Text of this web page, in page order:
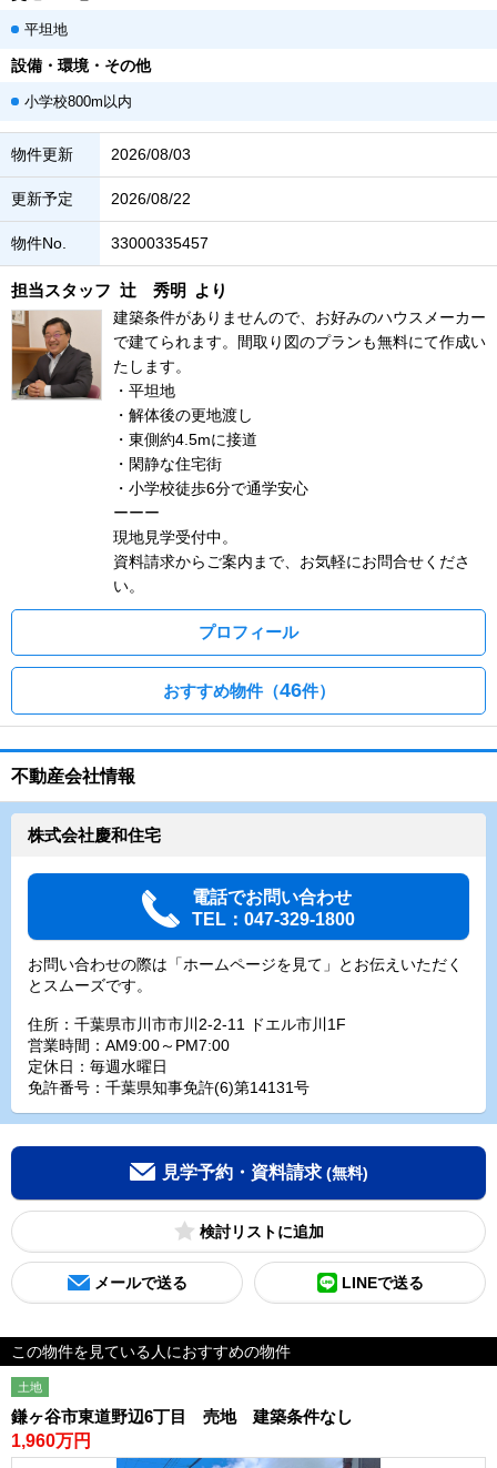
平坦地
設備・環境・その他
小学校800m以内
物件更新 2026/08/03
更新予定 2026/08/22
物件No. 33000335457
担当スタッフ 辻 秀明 より
建築条件がありませんので、お好みのハウスメーカー
で建てられます。間取り図のプランも無料にて作成い
たします。
・平坦地
・解体後の更地渡し
・東側約4.5mに接道
・閑静な住宅街
・小学校徒歩6分で通学安心
ーーー
現地見学受付中。
資料請求からご案内まで、お気軽にお問合せくださ
い。
プロフィール
おすすめ物件（46件）
不動産会社情報
株式会社慶和住宅
電話でお問い合わせ
TEL：047-329-1800
お問い合わせの際は「ホームページを見て」とお伝えいただく
とスムーズです。
住所：千葉県市川市市川2-2-11 ドエル市川1F
営業時間：AM9:00～PM7:00
定休日：毎週水曜日
免許番号：千葉県知事免許(6)第14131号
見学予約・資料請求 (無料)
検討リスト
メールで送る LINEで送る
この物件を見ている人におすすめの物件
土地
鎌ヶ谷市東道野辺6丁目 売地 建築条件なし
1,960万円